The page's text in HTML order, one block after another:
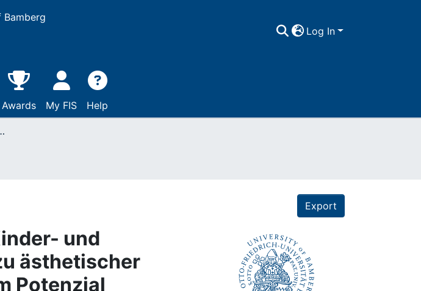
Log In
Awards My FIS Help
Potenzial aktueller fantastischer Texte für Heranwachsende
Export
und
ästhetischer
Potenzial